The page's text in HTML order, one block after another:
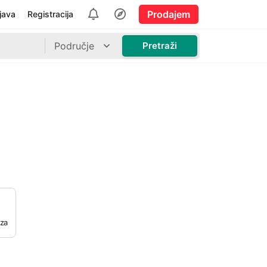
Prodajem
Registracija
Područje Pretraži